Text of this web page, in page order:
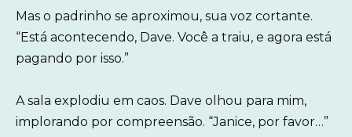
Mas o padrinho se aproximou, sua voz cortante.
“Está acontecendo, Dave. Você a traiu, e agora está
pagando por isso.”
A sala explodiu em caos. Dave olhou para mim,
implorando por compreensão. “Janice, por favor…”